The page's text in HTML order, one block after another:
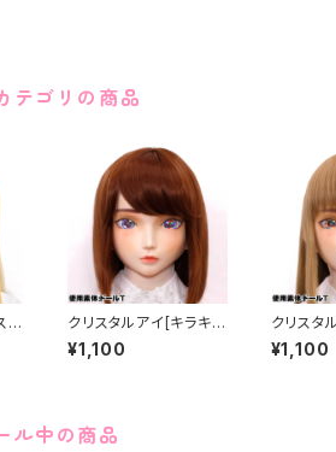
テゴリの商品
クリスタルアイ[キラキ
ラ]パープル Crystal E
ye[Glitter]Purple
¥1,100
クリスタ
ラ]ピン
¥1,100
ル中の商品